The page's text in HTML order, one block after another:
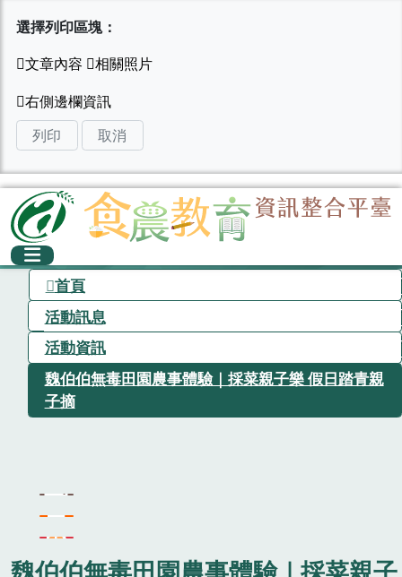
選擇列印區塊：
列印 取消
首頁
活動訊息
活動資訊
魏伯伯無毒田園農事體驗｜採菜親子樂 假日踏青親
子摘